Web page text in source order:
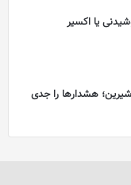
یا اکسیر
هشدارها را جدی